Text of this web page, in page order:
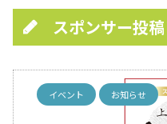
スポンサー投
イベント お知らせ